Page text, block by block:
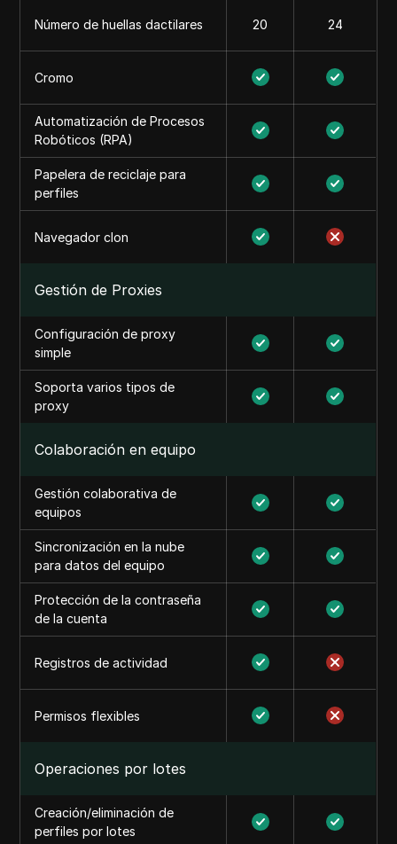
Número de huellas dactilares 20 24
Cromo
Automatización de Procesos
Robóticos (RPA)
Papelera de reciclaje para
perfiles
Navegador clon
Gestión de Proxies
Configuración de proxy
simple
Soporta varios tipos de
proxy
Colaboración en equipo
Gestión colaborativa de
equipos
Sincronización en la nube
para datos del equipo
Protección de la contraseña
de la cuenta
Registros de actividad
Permisos flexibles
Operaciones por lotes
Creación/eliminación de
perfiles por lotes